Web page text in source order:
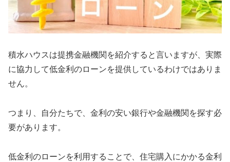
積水ハウスは提携金融機関を紹介すると言いますが、実際
に協力して低金利のローンを提供しているわけではありま
せん。
つまり、自分たちで、金利の安い銀行や金融機関を探す必
要があります。
低金利のローンを利用することで、住宅購入にかかる金利